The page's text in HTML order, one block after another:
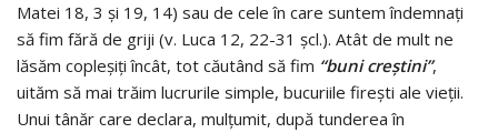
Matei 18, 3 şi 19, 14) sau de cele în care suntem îndemnaţi
să fim fără de griji (v. Luca 12, 22-31 şcl.). Atât de mult ne
lăsăm copleşiţi încât, tot căutând să fim “buni creştini”,
uităm să mai trăim lucrurile simple, bucuriile fireşti ale vieţii.
Unui tânăr care declara, mulţumit, după tunderea în